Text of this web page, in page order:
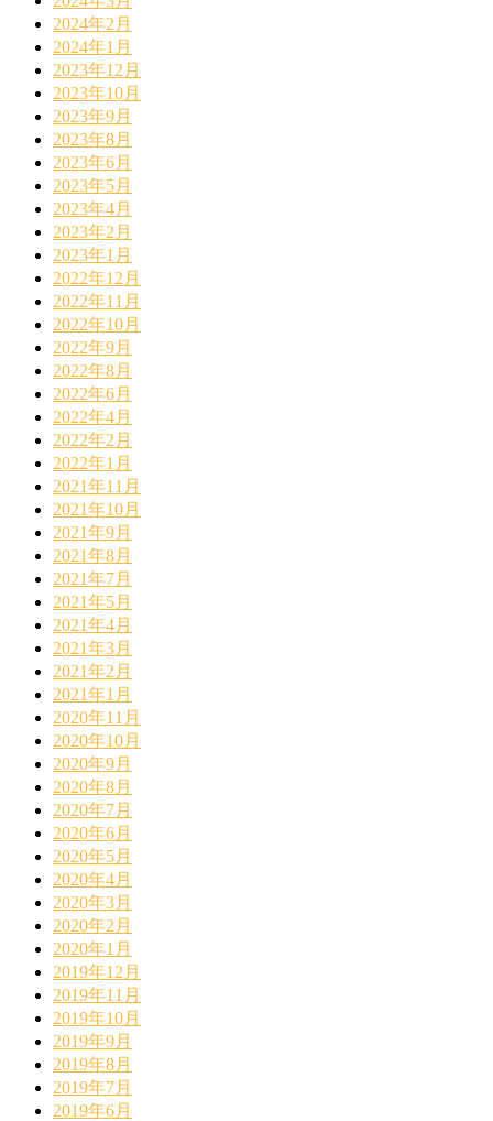
2024年2月
2024年1月
2023年12月
2023年10月
2023年9月
2023年8月
2023年6月
2023年5月
2023年4月
2023年2月
2023年1月
2022年12月
2022年11月
2022年10月
2022年9月
2022年8月
2022年6月
2022年4月
2022年2月
2022年1月
2021年11月
2021年10月
2021年9月
2021年8月
2021年7月
2021年5月
2021年4月
2021年3月
2021年2月
2021年1月
2020年11月
2020年10月
2020年9月
2020年8月
2020年7月
2020年6月
2020年5月
2020年4月
2020年3月
2020年2月
2020年1月
2019年12月
2019年11月
2019年10月
2019年9月
2019年8月
2019年7月
2019年6月